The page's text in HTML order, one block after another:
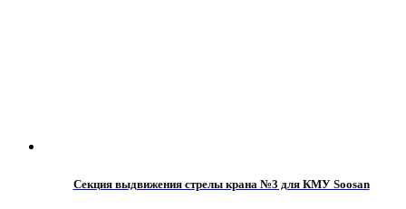
Секция выдвижения стрелы крана №3 для КМУ Soosan